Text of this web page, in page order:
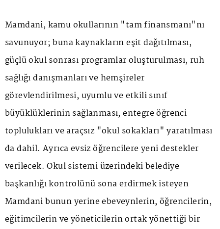
Mamdani, kamu okullarının "tam finansmanı"nı
savunuyor; buna kaynakların eşit dağıtılması,
güçlü okul sonrası programlar oluşturulması, ruh
sağlığı danışmanları ve hemşireler
görevlendirilmesi, uyumlu ve etkili sınıf
büyüklüklerinin sağlanması, entegre öğrenci
toplulukları ve araçsız "okul sokakları" yaratılması
da dahil. Ayrıca evsiz öğrencilere yeni destekler
verilecek. Okul sistemi üzerindeki belediye
başkanlığı kontrolünü sona erdirmek isteyen
Mamdani bunun yerine ebeveynlerin, öğrencilerin,
eğitimcilerin ve yöneticilerin ortak yönettiği bir